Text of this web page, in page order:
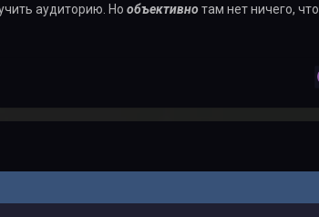
аудиторию. Но объективнотам нет ничего, что